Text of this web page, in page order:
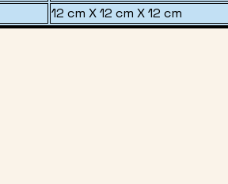
12 cm X 12 cm X 12 cm